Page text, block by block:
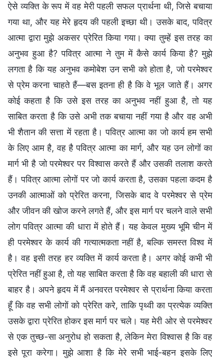
ऐसे व्यक्ति के रूप में वह मेरी पहली सफल प्रार्थना थी, जिसे बचाया
गया था, और यह मेरे हृदय की पहली इच्छा थी। उसके बाद, पवित्र
आत्मा द्वारा मुझे अकसर प्रेरित किया गया। क्या तुम्हें इस तरह का
अनुभव हुआ है? पवित्र आत्मा ने तुम में कैसे कार्य किया है? मुझे
लगता है कि यह अनुभव कमोबेश उन सभी को होता है, जो परमेश्वर
से प्रेम करना चाहते हैं—बस इतना ही है कि वे भूल जाते हैं। अगर
कोई कहता है कि उसे इस तरह का अनुभव नहीं हुआ है, तो यह
साबित करता है कि उसे अभी तक बचाया नहीं गया है और वह अभी
भी शैतान की सत्ता में रहता है। पवित्र आत्मा का जो कार्य हम सभी
के लिए आम है, वह है पवित्र आत्मा का मार्ग, और यह उन लोगों का
मार्ग भी है जो परमेश्वर पर विश्वास करते हैं और उसकी तलाश करते
हैं। पवित्र आत्मा लोगों पर जो कार्य करता है, उसका पहला कदम है
उनकी आत्माओं को प्रेरित करना, जिसके बाद वे परमेश्वर से प्रेम
और जीवन की खोज करने लगते हैं, और इस मार्ग पर चलने वाले सभी
लोग पवित्र आत्मा की धारा में होते हैं। यह केवल मुख्य भूमि चीन में
ही परमेश्वर के कार्य की गत्यात्मकता नहीं है, बल्कि समस्त विश्व में
है। वह इसी तरह हर व्यक्ति में कार्य करता है। अगर कोई कभी भी
प्रेरित नहीं हुआ है, तो यह साबित करता है कि वह बहाली की धारा से
बाहर है। अपने हृदय में मैं अनवरत परमेश्वर से प्रार्थना किया करता
हूँ कि वह सभी लोगों को प्रेरित करे, ताकि पृथ्वी का प्रत्येक व्यक्ति
उसके द्वारा प्रेरित होकर इस मार्ग पर चले। यह मेरी ओर से परमेश्वर
से एक तुच्छ-सा अनुरोध हो सकता है, लेकिन मेरा विश्वास है कि वह
इसे पूरा करेगा। मुझे आशा है कि मेरे सभी भाई-बहन इसके लिए